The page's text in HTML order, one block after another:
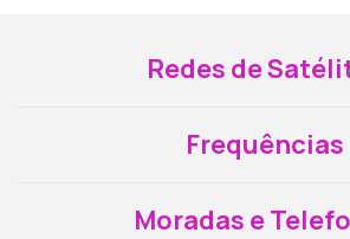
Redes de
Frequências
Moradas e